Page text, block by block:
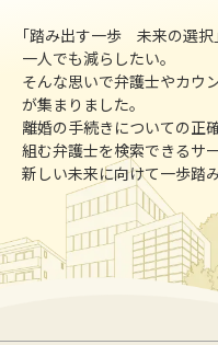
｢踏み出す一歩 未来の選択
一人でも減らしたい。
そんな思いで弁護士やカウ
が集まりました。
離婚の手続きについての正
組む弁護士を検索できるサ
新しい未来に向けて一歩踏